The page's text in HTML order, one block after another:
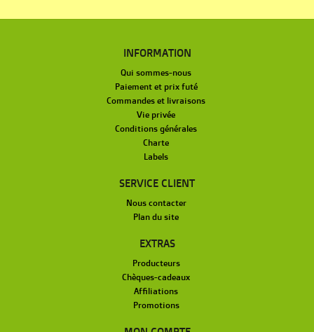
INFORMATION
Qui sommes-nous
Paiement et prix futé
Commandes et livraisons
Vie privée
Conditions générales
Charte
Labels
SERVICE CLIENT
Nous contacter
Plan du site
EXTRAS
Producteurs
Chèques-cadeaux
Affiliations
Promotions